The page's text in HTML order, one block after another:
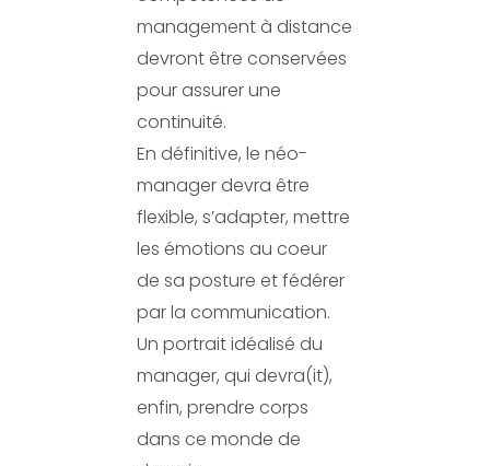
management à distance
devront être conservées
pour assurer une
continuité.
En définitive, le néo-
manager devra être
flexible, s’adapter, mettre
les émotions au coeur
de sa posture et fédérer
par la communication.
Un portrait idéalisé du
manager, qui devra(it),
enfin, prendre corps
dans ce monde de